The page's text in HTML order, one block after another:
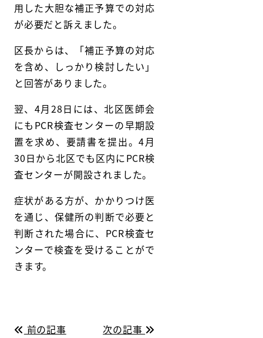
用した大胆な補正予算での対応
が必要だと訴えました。
区長からは、「補正予算の対応
を含め、しっかり検討したい」
と回答がありました。
翌、4月28日には、北区医師会
にもPCR検査センターの早期設
置を求め、要請書を提出。4月
30日から北区でも区内にPCR検
査センターが開設されました。
症状がある方が、かかりつけ医
を通じ、保健所の判断で必要と
判断された場合に、PCR検査セ
ンターで検査を受けることがで
きます。
前の記事 次の記事